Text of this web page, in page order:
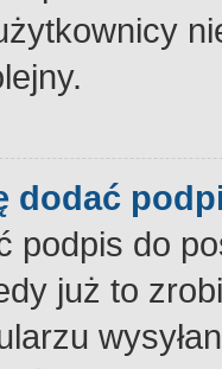
dodać
podpis do
już to